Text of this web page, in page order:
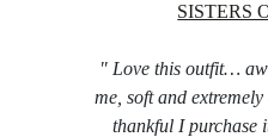
SISTERS
" Love this outfit…
me, soft and
thankful I purchase